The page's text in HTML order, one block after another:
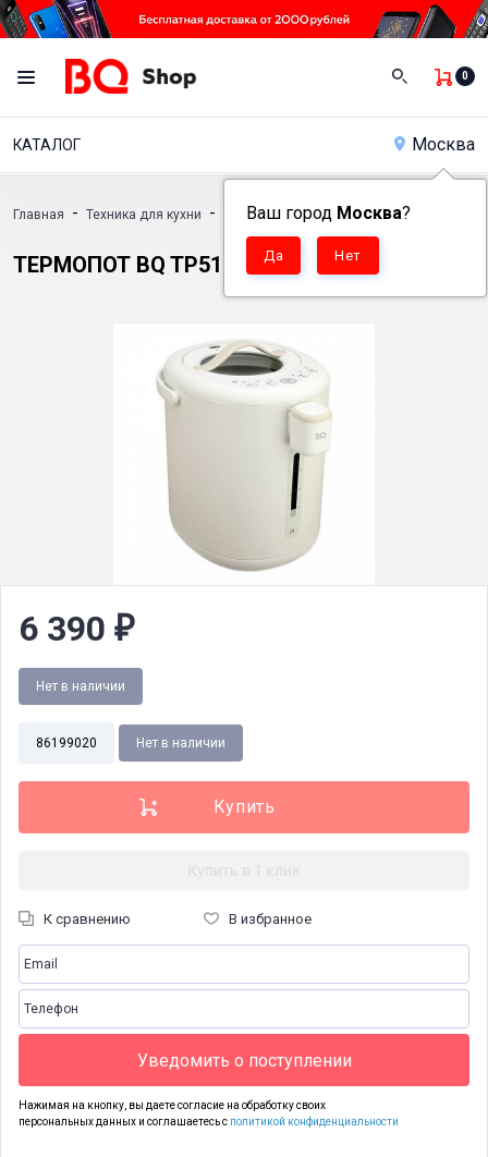
0
КАТАЛОГ Москва
Ваш город Москва?
Главная - Техника для кухни - Термопоты - Термопот BQ TP514
ТЕРМОПОТ BQ TP514
6 390 ₽
Нет в наличии
86199020 Нет в наличии
К сравнению В избранное
Уведомить о поступлении
Нажимая на кнопку, вы даете согласие на обработку своих
персональных данных и соглашаетесь с политикой конфиденциальности